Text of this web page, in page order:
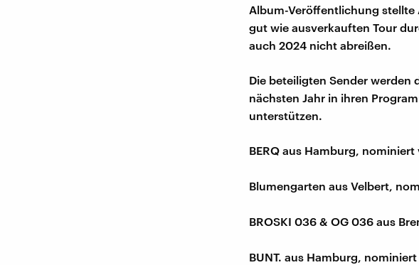
Album-Veröffentlichung stellte
gut wie ausverkauften Tour
auch 2024 nicht abreißen.
Die beteiligten Sender werden
nächsten Jahr in ihren
unterstützen.
BERQ aus Hamburg, nominiert
Blumengarten aus Velbert,
BROSKI 036 & OG 036 aus
BUNT. aus Hamburg, nominiert